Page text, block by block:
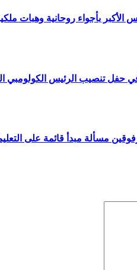
الأكبر بأجواء روحانية وهبات
حفل تنصيب الرئيس الكولومبي
مسألة مبدأ قائمة على